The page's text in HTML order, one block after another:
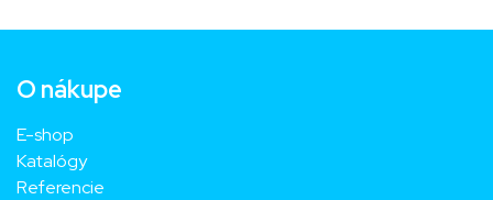
O nákupe
E-shop
Katalógy
Referencie